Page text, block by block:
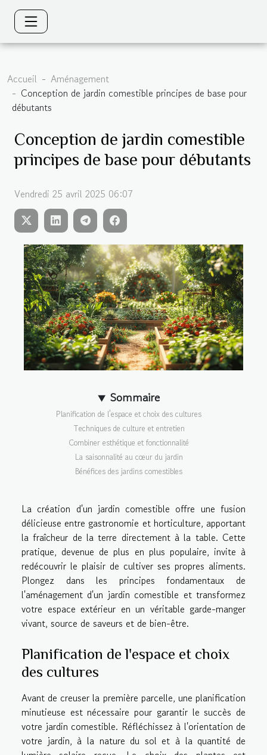
Accueil
Aménagement
Conception de jardin comestible principes de base pour
débutants
Conception de jardin comestible
principes de base pour débutants
Vendredi 25 avril 2025 06:07
Sommaire
Planification de l'espace et choix des cultures
Techniques de culture et entretien
Combiner esthétique et fonctionnalité
La saisonnalité au cœur du jardin
Bénéfices des jardins comestibles
La création d'un jardin comestible offre une fusion
délicieuse entre gastronomie et horticulture, apportant
la fraîcheur de la terre directement à la table. Cette
pratique, devenue de plus en plus populaire, invite à
redécouvrir le plaisir de cultiver ses propres aliments.
Plongez dans les principes fondamentaux de
l'aménagement d'un jardin comestible et transformez
votre espace extérieur en un véritable garde-manger
vivant, source de saveurs et de bien-être.
Planification de l'espace et choix
des cultures
Avant de creuser la première parcelle, une planification
minutieuse est nécessaire pour garantir le succès de
votre jardin comestible. Réfléchissez à l'orientation de
votre jardin, à la nature du sol et à la quantité de